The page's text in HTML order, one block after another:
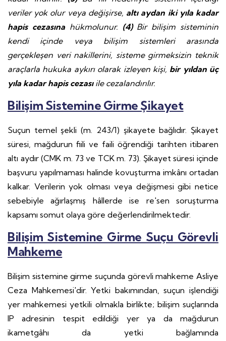
veriler yok olur veya değişirse, altı aydan iki yıla kadar
hapis cezasınahükmolunur. (4)Bir bilişim sisteminin
kendi içinde veya bilişim sistemleri arasında
gerçekleşen veri nakillerini, sisteme girmeksizin teknik
araçlarla hukuka aykırı olarak izleyen kişi, bir yıldan üç
yıla kadar hapis cezasıile cezalandırılır.
Bilişim Sistemine Girme Şikayet
Suçun temel şekli (m. 243/1) şikayete bağlıdır. Şikayet
süresi, mağdurun fiili ve faili öğrendiği tarihten itibaren
altı aydır (CMK m. 73 ve TCK m. 73). Şikayet süresi içinde
başvuru yapılmaması halinde kovuşturma imkânı ortadan
kalkar. Verilerin yok olması veya değişmesi gibi netice
sebebiyle ağırlaşmış hâllerde ise re'sen soruşturma
kapsamı somut olaya göre değerlendirilmektedir.
Bilişim Sistemine Girme Suçu Görevli
Mahkeme
Bilişim sistemine girme suçunda görevli mahkeme Asliye
Ceza Mahkemesi'dir. Yetki bakımından, suçun işlendiği
yer mahkemesi yetkili olmakla birlikte; bilişim suçlarında
IP adresinin tespit edildiği yer ya da mağdurun
ikametgâhı da yetki bağlamında